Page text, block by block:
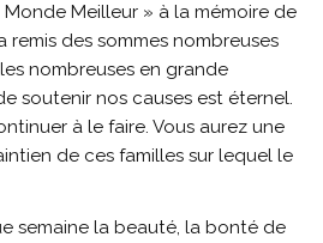
Meilleur » à la mémoire de
remis des sommes nombreuses
nombreuses en grande
soutenir nos causes est éternel.
à le faire. Vous aurez une
de ces familles sur lequel le
semaine la beauté, la bonté de